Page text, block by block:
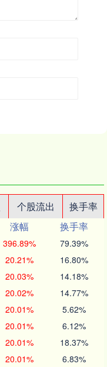
个股流出
换手率
涨幅
换手率
396.89% 79.39%
20.21% 16.80%
20.03% 14.18%
20.02% 14.77%
20.01% 5.62%
20.01% 6.12%
20.01% 18.37%
20.01% 6.83%